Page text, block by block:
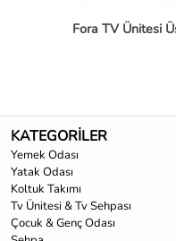
Fora TV Ünitesi
KATEGORİLER
Yemek Odası
Yatak Odası
Koltuk Takımı
Tv Ünitesi & Tv Sehpası
Çocuk & Genç Odası